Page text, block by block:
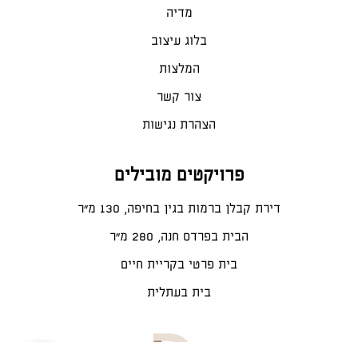
מדיה
בלוג עיצוב
המלצות
צור קשר
הצהרת נגישות
פרויקטים מובילים
דירת קבלן ברמות בגין בחיפה, 130 מ"ר
הבית בפרדס חנה, 280 מ״ר
בית פרטי בקריית חיים
בית בעתלית